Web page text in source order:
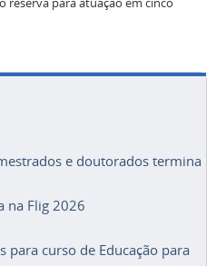
reserva para atuação em cinco
e doutorados termina
na Flig 2026
para curso de Educação para